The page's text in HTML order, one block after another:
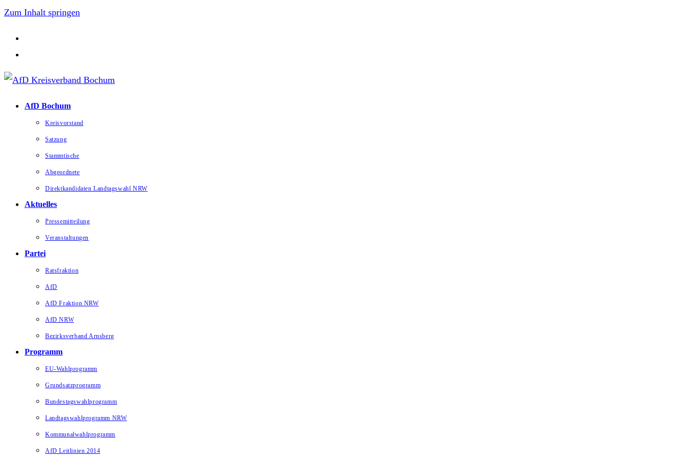
Zum Inhalt springen
AfD Bochum
Kreisvorstand
Satzung
Stammtische
Abgeordnete
Direktkandidaten Landtagswahl NRW
Aktuelles
Pressemitteilung
Veranstaltungen
Partei
Ratsfraktion
AfD
AfD Fraktion NRW
AfD NRW
Bezirksverband Arnsberg
Programm
EU-Wahlprogramm
Grundsatzprogramm
Bundestagswahlprogramm
Landtagswahlprogramm NRW
Kommunalwahlprogramm
AfD Leitlinien 2014